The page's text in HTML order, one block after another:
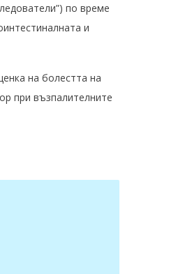
по време
и
на болестта на
при възпалителните